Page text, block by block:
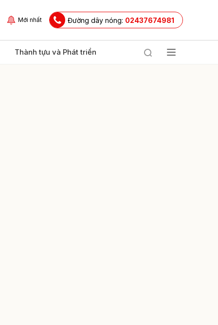
Mới nhất Đường dây nóng: 02437674981
Thành tựu và Phát triển